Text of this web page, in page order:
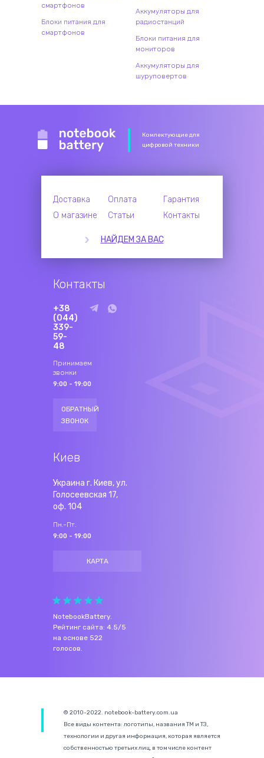
смартфонов
Блоки питания для
смартфонов
Аккумуляторы для
радиостанций
Блоки питания для
мониторов
Аккумуляторы для
шуруповертов
Комлектующие для
цифровой техники
Доставка Оплата
Гарантия
О магазине
Статьи Контакты
НАЙДЕМ ЗА ВАС
Контакты
+38
(044)
339-
59-
48
Принимаем
звонки
9:00 - 19:00
ОБРАТНЫЙ
ЗВОНОК
Киев
Украина г. Киев, ул.
Голосеевская 17,
оф. 104
Пн.-Пт.
9:00 - 19:00
КАРТА
NotebookBattery.
Рейтинг сайта: 4.5/5
на основе 522
голосов.
© 2010-2022. notebook-battery.com.ua
Все виды контента: логотипы, названия ТМ и ТЗ,
технологии и другая информация, которая является
собственностью третьих лиц, в том числе контент